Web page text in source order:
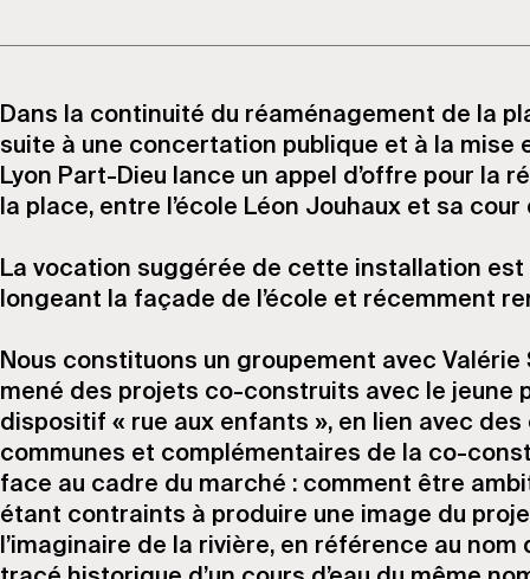
Dans la continuité du réaménagement de la
suite à une concertation publique et à la mise
Lyon Part-Dieu lance un appel d’offre pour la
la place, entre l’école Léon Jouhaux et sa
La vocation suggérée de cette installation
longeant la façade de l’école et récemment
Nous constituons un groupement avec
mené des projets co-construits avec le
dispositif « rue aux enfants », en lien avec
communes et complémentaires de la co-
face au cadre du marché : comment être
étant contraints à produire une image du
l’imaginaire de la rivière, en référence au nom